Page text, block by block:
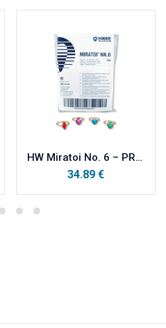
HW Miratoi No. 6 – PRSTENČIĆI 100 kom
34.89 €